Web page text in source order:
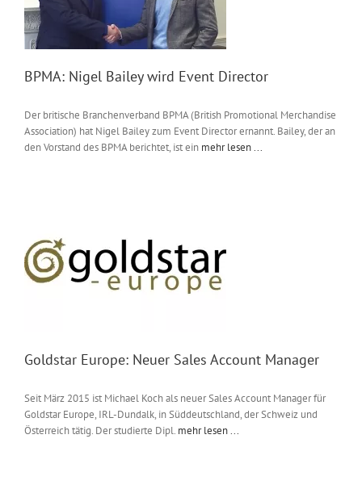
BPMA: Nigel Bailey wird Event Director
Der britische Branchenverband BPMA (British Promotional Merchandise
Association) hat Nigel Bailey zum Event Director ernannt. Bailey, der an
den Vorstand des BPMA berichtet, ist ein mehr lesen ...
Goldstar Europe: Neuer Sales Account Manager
Seit März 2015 ist Michael Koch als neuer Sales Account Manager für
Goldstar Europe, IRL-Dundalk, in Süddeutschland, der Schweiz und
Österreich tätig. Der studierte Dipl. mehr lesen ...